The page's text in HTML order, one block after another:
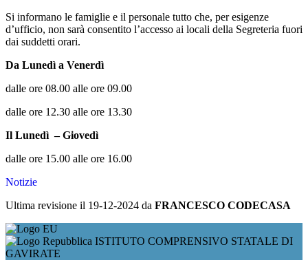
Si informano le famiglie e il personale tutto che, per esigenze
d’ufficio, non sarà consentito l’accesso ai locali della Segreteria fuori
dai suddetti orari.
Da Lunedì a Venerdì
dalle ore 08.00 alle ore 09.00
dalle ore 12.30 alle ore 13.30
Il Lunedì – Giovedì
dalle ore 15.00 alle ore 16.00
Notizie
Ultima revisione il 19-12-2024 da FRANCESCO CODECASA
ISTITUTO COMPRENSIVO STATALE DI
GAVIRATE